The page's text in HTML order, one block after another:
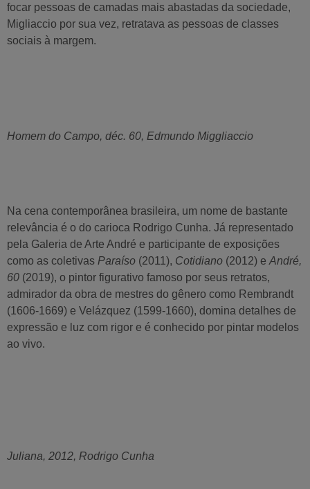
focar pessoas de camadas mais abastadas da sociedade,
Migliaccio por sua vez, retratava as pessoas de classes
sociais à margem.
Homem do Campo, déc. 60, Edmundo Miggliaccio
Na cena contemporânea brasileira, um nome de bastante
relevância é o do carioca Rodrigo Cunha. Já representado
pela Galeria de Arte André e participante de exposições
como as coletivas Paraíso (2011), Cotidiano (2012) e André,
60 (2019), o pintor figurativo famoso por seus retratos,
admirador da obra de mestres do gênero como Rembrandt
(1606-1669) e Velázquez (1599-1660), domina detalhes de
expressão e luz com rigor e é conhecido por pintar modelos
ao vivo.
Juliana, 2012, Rodrigo Cunha